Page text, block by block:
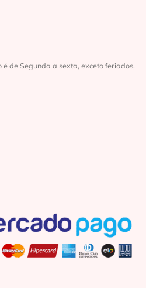
de Segunda a sexta, exceto feriados,